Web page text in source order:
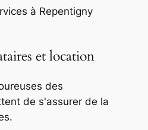
à Repentigny
et location
des
de s'assurer de la